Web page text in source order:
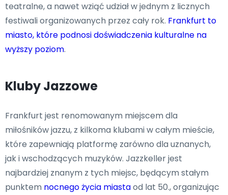
teatralne, a nawet wziąć udział w jednym z licznych
festiwali organizowanych przez cały rok. Frankfurt to
miasto, które podnosi doświadczenia kulturalne na
wyższy poziom.
Kluby Jazzowe
Frankfurt jest renomowanym miejscem dla
miłośników jazzu, z kilkoma klubami w całym mieście,
które zapewniają platformę zarówno dla uznanych,
jak i wschodzących muzyków. Jazzkeller jest
najbardziej znanym z tych miejsc, będącym stałym
punktem nocnego życia miastaod lat 50., organizując